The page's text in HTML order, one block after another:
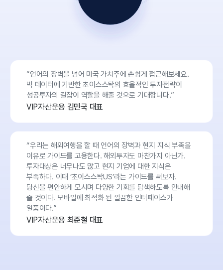
“언어의 장벽을 넘어 미국 가치주에 손쉽게 접근해보세요.
빅 데이터에 기반한 초이스스탁의 효율적인 투자전략이
성공투자의 길잡이 역할을 해줄 것으로 기대합니다.”
VIP자산운용 김민국 대표
“우리는 해외여행을 할 때 언어의 장벽과 현지 지식 부족을
이유로 가이드를 고용한다. 해외투자도 마찬가지 아닌가.
투자대상은 너무나도 많고 현지 기업에 대한 지식은
부족하다. 이때 ‘초이스스탁US’라는 가이드를 써보자.
당신을 편안하게 모시며 다양한 기회를 탐색하도록 안내해
줄 것이다. 모바일에 최적화 된 깔끔한 인터페이스가
일품이다.”
VIP자산운용 최준철 대표